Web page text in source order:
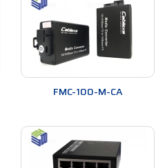
FMC-100-M-CA